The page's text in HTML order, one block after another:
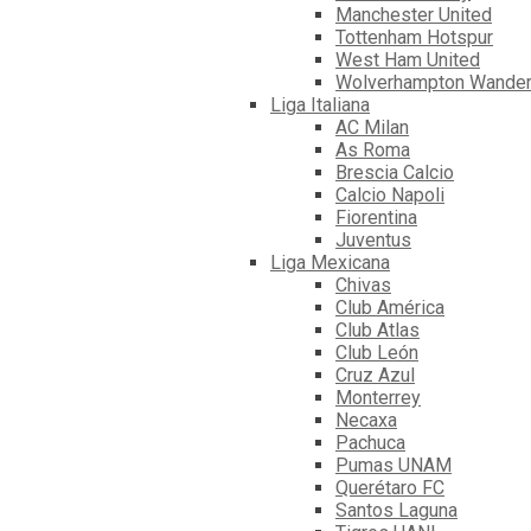
Manchester United
Tottenham Hotspur
West Ham United
Wolverhampton
Liga Italiana
AC Milan
As Roma
Brescia Calcio
Calcio Napoli
Fiorentina
Juventus
Liga Mexicana
Chivas
Club América
Club Atlas
Club León
Cruz Azul
Monterrey
Necaxa
Pachuca
Pumas UNAM
Querétaro FC
Santos Laguna